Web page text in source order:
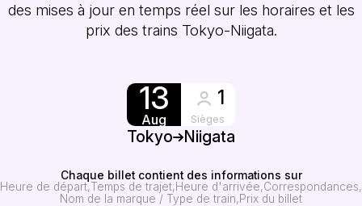
des mises à jour en temps réel sur les horaires et les
prix des trains Tokyo-Niigata.
13
Aug
1
Sièges
Tokyo Niigata
Chaque billet contient des informations sur
Heure de départ Temps de trajet Heure d'arrivée Correspondances
Nom de la marque / Type de train Prix du billet